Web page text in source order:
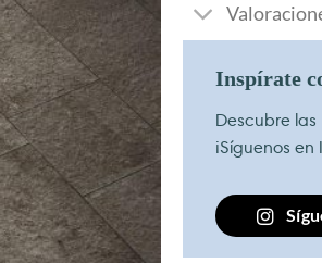
Inspírate
Descubre
¡Síguenos